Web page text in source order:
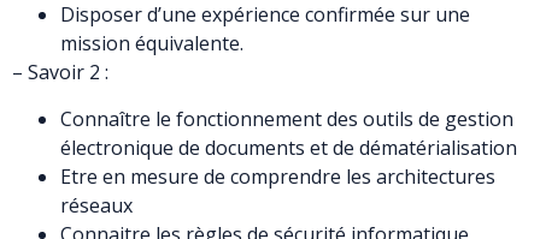
Disposer d’une expérience confirmée sur une
mission équivalente.
– Savoir 2 :
Connaître le fonctionnement des outils de gestion
électronique de documents et de dématérialisation
Etre en mesure de comprendre les architectures
réseaux
Connaitre les règles de sécurité informatique